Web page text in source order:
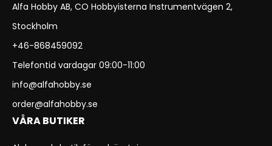
Alfa Hobby AB, CO Hobbyisterna Instrumentvägen 2,
Stockholm
+46-868459092
Telefontid vardagar 09:00-11:00
info@alfahobby.se
order@alfahobby.se
VÅRA BUTIKER